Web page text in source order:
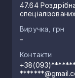
47.64
Виручка, грн
–
Контакти